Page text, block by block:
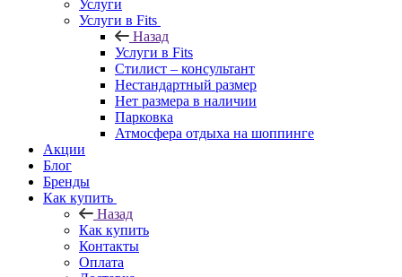
Услуги
Услуги в Fits
Назад
Услуги в Fits
Стилист – консультант
Нестандартный размер
Нет размера в наличии
Парковка
Атмосфера отдыха на шоппинге
Акции
Блог
Бренды
Как купить
Назад
Как купить
Контакты
Оплата